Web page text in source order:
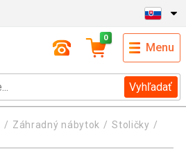
Vyhľadať
0
Menu
Záhradný nábytok
Stoličky